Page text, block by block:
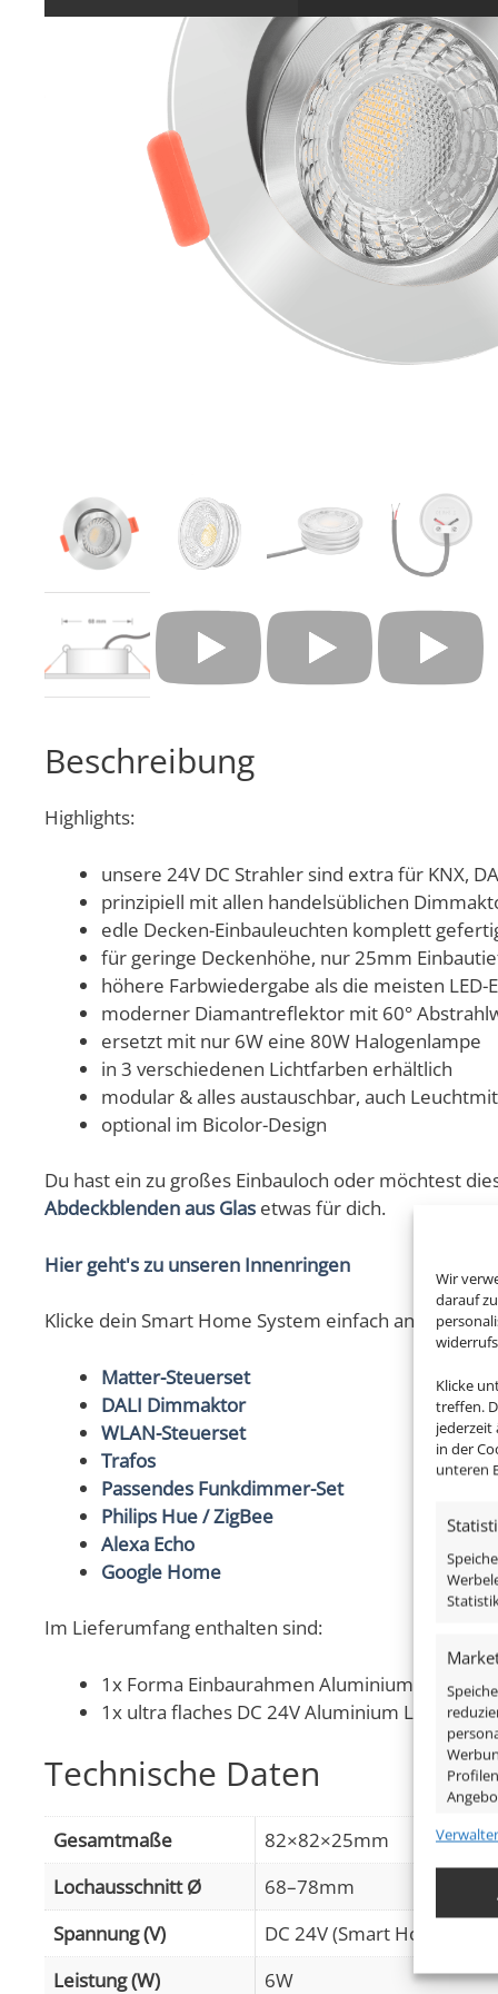
Wir
darauf
Klicke
treffen.
jederzeit
in der
unteren
Beschreibung
Highlights:
unsere 24V DC Strahler sind extra für KNX,
prinzipiell mit allen handelsüblichen
edle Decken-Einbauleuchten komplett
für geringe Deckenhöhe, nur 25mm
höhere Farbwiedergabe als die meisten LED-
moderner Diamantreflektor mit 60°
ersetzt mit nur 6W eine 80W Halogenlampe
in 3 verschiedenen Lichtfarben erhältlich
modular & alles austauschbar, auch
optional im Bicolor-Design
Du hast ein zu großes Einbauloch oder möchtest
Abdeckblenden aus Glas etwas für dich.
Hier geht's zu unseren Innenringen
Klicke dein Smart Home System einfach an und
Matter-Steuerset
DALI Dimmaktor
WLAN-Steuerset
Trafos
Passendes Funkdimmer-Set
Philips Hue / ZigBee
Alexa Echo
Google Home
Im Lieferumfang enthalten sind:
1x Forma Einbaurahmen Aluminium chrom-
1x ultra flaches DC 24V Aluminium LED-Modul
Technische Daten
Gesamtmaße
82×82×25mm
Lochausschnitt Ø
68–78mm
Spannung (V)
DC 24V (Smart Home)
Leistung (W)
6W